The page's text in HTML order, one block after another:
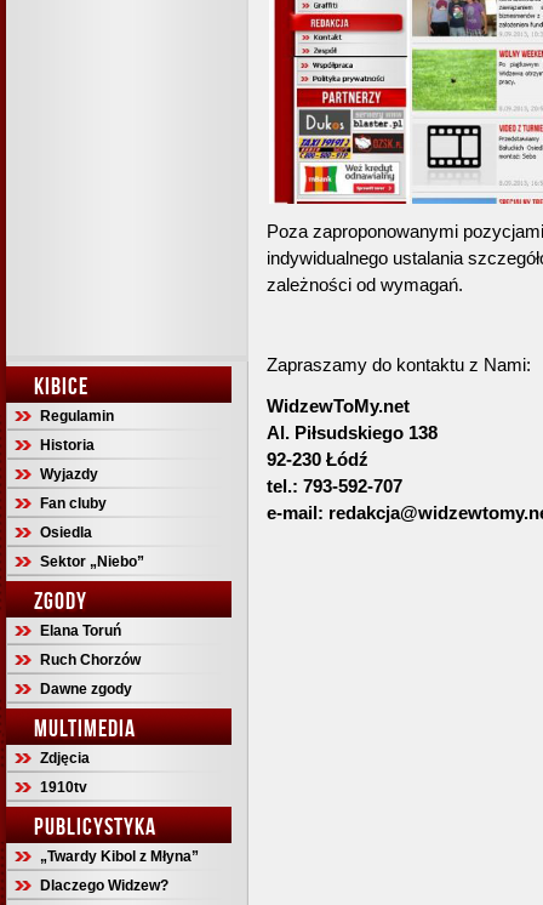
KIBICE
Regulamin
Historia
Wyjazdy
Fan cluby
Osiedla
Sektor „Niebo”
ZGODY
Elana Toruń
Ruch Chorzów
Dawne zgody
MULTIMEDIA
Zdjęcia
1910tv
PUBLICYSTYKA
„Twardy Kibol z Młyna”
Dlaczego Widzew?
Poza zaproponowanymi
indywidualnego ustalania
zależności od wymagań.
Zapraszamy do kontaktu z Nami:
WidzewToMy.net
Al. Piłsudskiego 138
92-230 Łódź
tel.: 793-592-707
e-mail: